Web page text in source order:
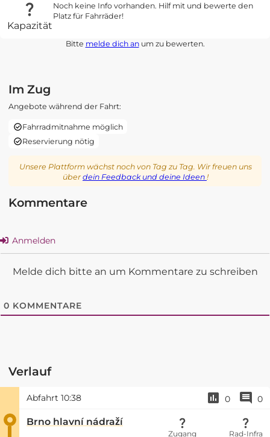
Kapazität
Noch keine Info vorhanden. Hilf mit und bewerte den
Platz für Fahrräder!
Bitte melde dich anum zu bewerten.
Im Zug
Angebote während der Fahrt:
Fahrradmitnahme möglich
Reservierung nötig
Unsere Plattform wächst noch von Tag zu Tag. Wir freuen uns
überdein Feedback und deine Ideen !
Kommentare
Anmelden
Melde dich bitte an um Kommentare zu schreiben
0 KOMMENTARE
Verlauf
Abfahrt 10:38 0 0
Brno hlavní nádraží
Zugang Rad-Infra